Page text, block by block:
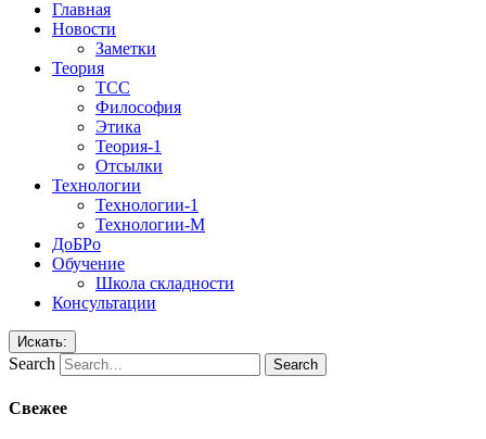
Главная
Новости
Заметки
Теория
ТСС
Философия
Этика
Теория-1
Отсылки
Технологии
Технологии-1
Технологии-М
ДоБРо
Обучение
Школа складности
Консультации
Искать:
Search
Свежее